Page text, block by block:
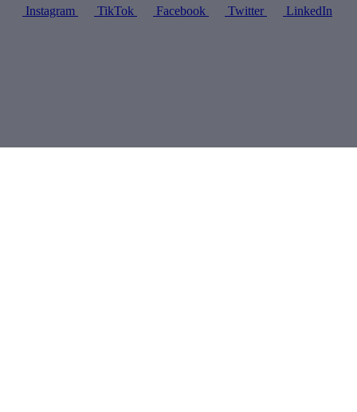
Instagram
TikTok Facebook Twitter LinkedIn